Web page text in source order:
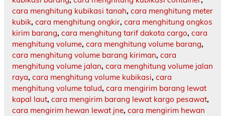
cara menghitung kubikasi tanah, cara menghitung meter
kubik, cara menghitung ongkir, cara menghitung ongkos
kirim barang, cara menghitung tarif dakota cargo, cara
menghitung volume, cara menghitung volume barang,
cara menghitung volume barang kiriman, cara
menghitung volume jalan, cara menghitung volume jalan
raya, cara menghitung volume kubikasi, cara
menghitung volume talud, cara mengirim barang lewat
kapal laut, cara mengirim barang lewat kargo pesawat,
cara mengirim hewan lewat jne, cara mengirim hewan